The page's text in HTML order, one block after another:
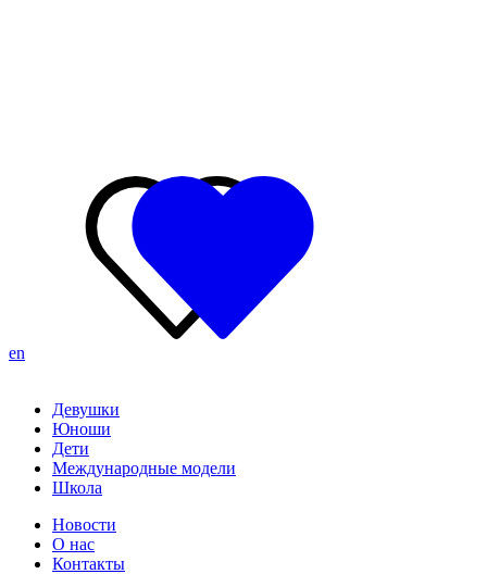
en
Девушки
Юноши
Дети
Международные модели
Школа
Новости
О нас
Контакты